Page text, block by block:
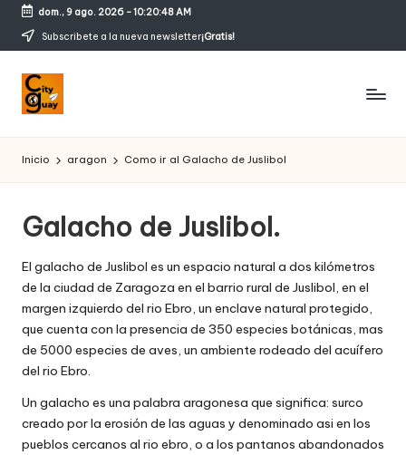
Saltar
contenido
dom., 9 ago. 2026-10:20:48 AM
Subscribete a la nueva newsletter¡Gratis!
C
it
y
g
u
a
y
rincones
Inicio aragon Como ir al Galacho de Juslibol
Galacho de Juslibol.
El galacho de Juslibol es un espacio natural a dos kilómetros
de la ciudad de Zaragoza en el barrio rural de Juslibol, en el
margen izquierdo del rio Ebro, un enclave natural protegido,
que cuenta con la presencia de 350 especies botánicas, mas
de 5000 especies de aves, un ambiente rodeado del acuífero
del rio Ebro.
Un galacho es una palabra aragonesa que significa: surco
creado por la erosión de las aguas y denominado asi en los
pueblos cercanos al rio ebro, o a los pantanos abandonados